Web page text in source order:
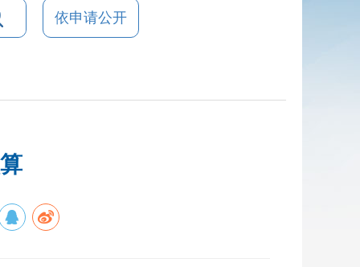
依申请公开